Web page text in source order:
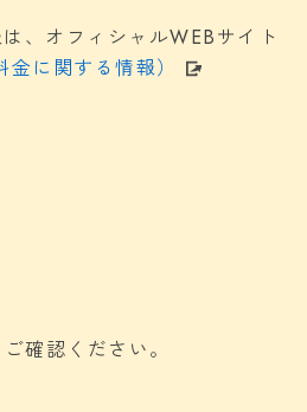
、オフィシャルWEBサイト
に関する情報）
確認ください。
ーベスト）｜沖縄市泡瀬